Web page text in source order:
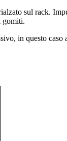
sul rack.
gomiti.
in questo caso